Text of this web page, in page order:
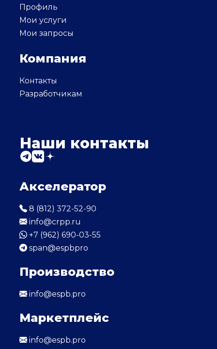
Профиль
Мои услуги
Мои запросы
Компания
Контакты
Разработчикам
Наши контакты
Акселератор
8 (812) 372-52-90
info@crpp.ru
+7 (962) 690-03-55
span@espbpro
Производство
info@espb.pro
Маркетплейс
info@espb.pro